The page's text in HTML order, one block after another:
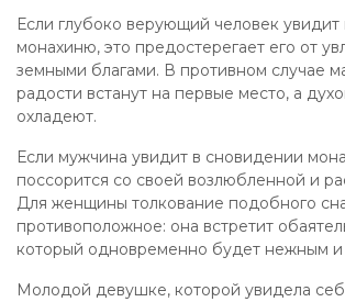
Если глубоко верующий человек
монахиню, это предостерегает его от
земными благами. В противном случае
радости встанут на первые место, а
охладеют.
Если мужчина увидит в сновидении
поссорится со своей возлюбленной и
Для женщины толкование подобного
противоположное: она встретит
который одновременно будет нежным и
Молодой девушке, которой увидела